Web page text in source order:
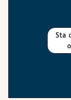
Sta de cookies toe die nodig zijn